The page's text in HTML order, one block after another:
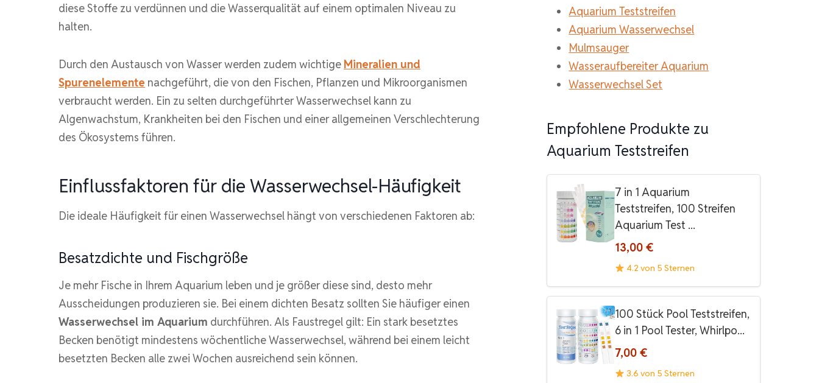
diese Stoffe zu verdünnen und die Wasserqualität auf einem optimalen Niveau zu
halten.
Durch den Austausch von Wasser werden zudem wichtige Mineralien und
Spurenelemente nachgeführt, die von den Fischen, Pflanzen und Mikroorganismen
verbraucht werden. Ein zu selten durchgeführter Wasserwechsel kann zu
Algenwachstum, Krankheiten bei den Fischen und einer allgemeinen Verschlechterung
des Ökosystems führen.
Einflussfaktoren für die Wasserwechsel-Häufigkeit
Die ideale Häufigkeit für einen Wasserwechsel hängt von verschiedenen Faktoren ab:
Besatzdichte und Fischgröße
Je mehr Fische in Ihrem Aquarium leben und je größer diese sind, desto mehr
Ausscheidungen produzieren sie. Bei einem dichten Besatz sollten Sie häufiger einen
Wasserwechsel im Aquarium durchführen. Als Faustregel gilt: Ein stark besetztes
Becken benötigt mindestens wöchentliche Wasserwechsel, während bei einem leicht
besetzten Becken alle zwei Wochen ausreichend sein können.
Aquarium Teststreifen
Aquarium Wasserwechsel
Mulmsauger
Wasseraufbereiter Aquarium
Wasserwechsel Set
Empfohlene Produkte zu
Aquarium Teststreifen
7 in 1 Aquarium
Teststreifen, 100 Streifen
Aquarium Test ...
13,00 €
4.2 von 5 Sternen
100 Stück Pool Teststreifen,
6 in 1 Pool Tester, Whirlpo...
7,00 €
3.6 von 5 Sternen